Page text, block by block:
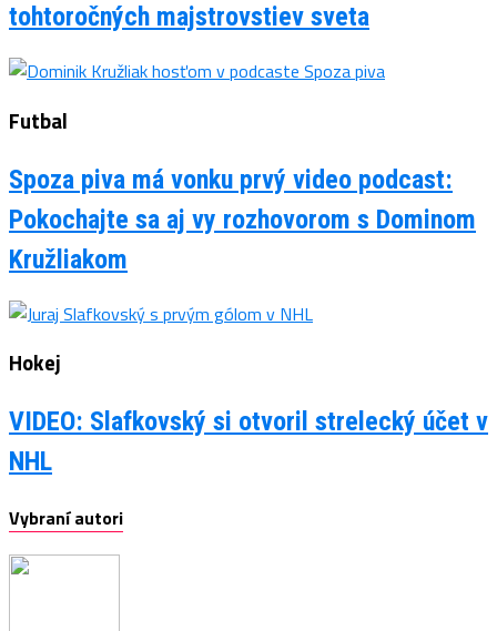
tohtoročných majstrovstiev sveta
Futbal
Spoza piva má vonku prvý video podcast:
Pokochajte sa aj vy rozhovorom s Dominom
Kružliakom
Hokej
VIDEO: Slafkovský si otvoril strelecký účet v
NHL
Vybraní autori